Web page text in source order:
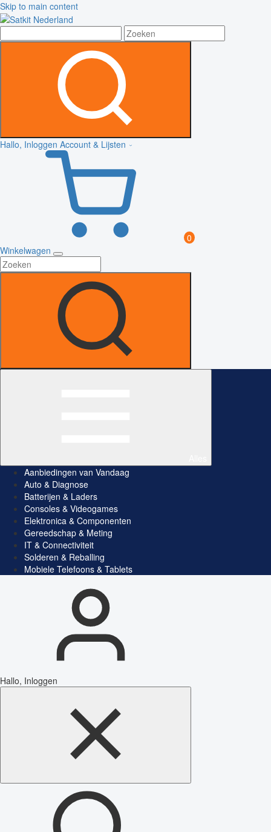
Skip to main content
Hallo, Inloggen Account & Lijsten
0
Winkelwagen
Aanbiedingen van Vandaag
Auto & Diagnose
Batterijen & Laders
Consoles & Videogames
Elektronica & Componenten
Gereedschap & Meting
IT & Connectiviteit
Solderen & Reballing
Mobiele Telefoons & Tablets
Hallo, Inloggen